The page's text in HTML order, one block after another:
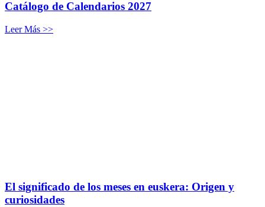
Catálogo de Calendarios 2027
Leer Más >>
El significado de los meses en euskera: Origen y
curiosidades